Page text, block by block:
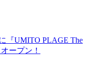
『UMITO PLAGE The
ープン！